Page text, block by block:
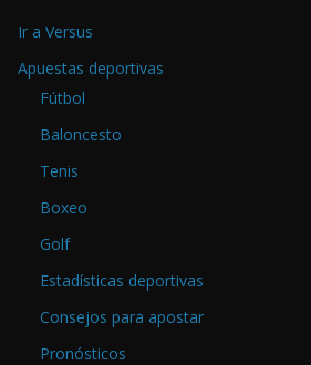
Ir a Versus
Apuestas deportivas
Fútbol
Baloncesto
Tenis
Boxeo
Golf
Estadísticas deportivas
Consejos para apostar
Pronósticos